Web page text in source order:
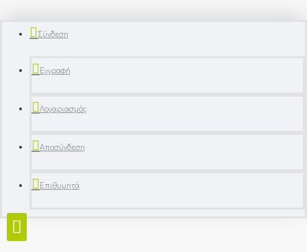
Σύνδεση
Εγγραφή
Λογαριασμός
Αποσύνδεση
Επιθυμητά